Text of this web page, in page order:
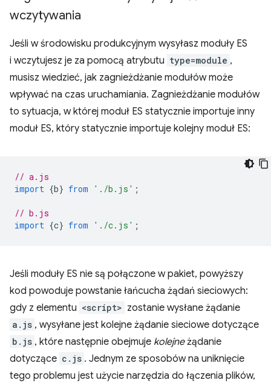
wczytywania
Jeśli w środowisku produkcyjnym wysyłasz moduły ES
i wczytujesz je za pomocą atrybutu type=module ,
musisz wiedzieć, jak zagnieżdżanie modułów może
wpływać na czas uruchamiania. Zagnieżdżanie modułów
to sytuacja, w której moduł ES statycznie importuje inny
moduł ES, który statycznie importuje kolejny moduł ES:
// a.js
import {b} from './b.js' ;
// b.js
import {c} from './c.js' ;
Jeśli moduły ES nie są połączone w pakiet, powyższy
kod powoduje powstanie łańcucha żądań sieciowych:
gdy z elementu <script> zostanie wysłane żądanie
a.js , wysyłane jest kolejne żądanie sieciowe dotyczące
b.js , które następnie obejmuje kolejneżądanie
dotyczące c.js . Jednym ze sposobów na uniknięcie
tego problemu jest użycie narzędzia do łączenia plików,